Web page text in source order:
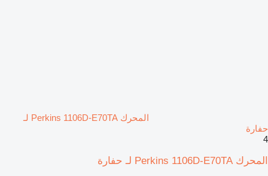
المحرك Perkins 1106D-E70TA لـ
حفارة
4
المحرك Perkins 1106D-E70TA لـ حفارة